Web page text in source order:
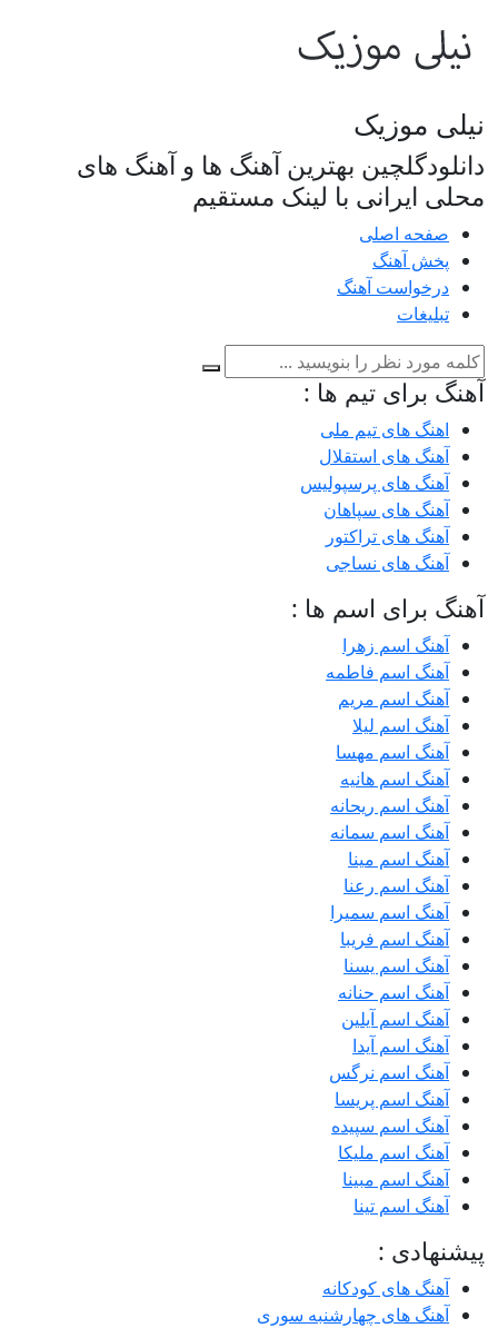
نیلی موزیک
دانلودگلچین بهترین آهنگ ها و آهنگ های
محلی ایرانی با لینک مستقیم
صفحه اصلی
پخش آهنگ
درخواست آهنگ
تبلیغات
آهنگ برای تیم ها :
اهنگ های تیم ملی
آهنگ های استقلال
آهنگ های پرسپولیس
آهنگ های سپاهان
آهنگ های تراکتور
آهنگ های نساجی
آهنگ برای اسم ها :
آهنگ اسم زهرا
آهنگ اسم فاطمه
آهنگ اسم مریم
آهنگ اسم لیلا
آهنگ اسم مهسا
آهنگ اسم هانیه
آهنگ اسم ریحانه
آهنگ اسم سمانه
آهنگ اسم مینا
آهنگ اسم رعنا
آهنگ اسم سمیرا
آهنگ اسم فریبا
آهنگ اسم یسنا
آهنگ اسم حنانه
آهنگ اسم آیلین
آهنگ اسم آیدا
آهنگ اسم نرگس
آهنگ اسم پریسا
آهنگ اسم سپیده
آهنگ اسم ملیکا
آهنگ اسم مبینا
آهنگ اسم تینا
پیشنهادی :
آهنگ های کودکانه
آهنگ های چهارشنبه سوری